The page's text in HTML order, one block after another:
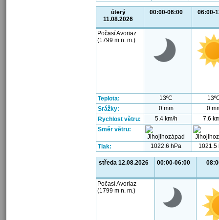
úterý
11.08.2026
00:00-06:00 06:00-
Počasí Avoriaz
(1799 m n. m.)
Teplota: 13ºC
Srážky:
0 mm
0
Rychlost větru:
5.4 km/h
7.6
Směr větru:
Tlak: 1022.6 hPa 1021.5
středa 12.08.2026 00:00-06:00
Počasí Avoriaz
(1799 m n. m.)